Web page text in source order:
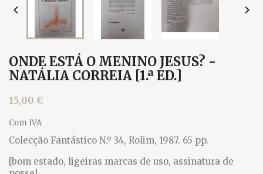
 
ONDE ESTÁ O MENINO JESUS? -
NATÁLIA CORREIA [1.ª ED.]
15,00 €
Com IVA
Colecção Fantástico N.º 34, Rolim, 1987. 65 pp.
[bom estado, ligeiras marcas de uso, assinatura de